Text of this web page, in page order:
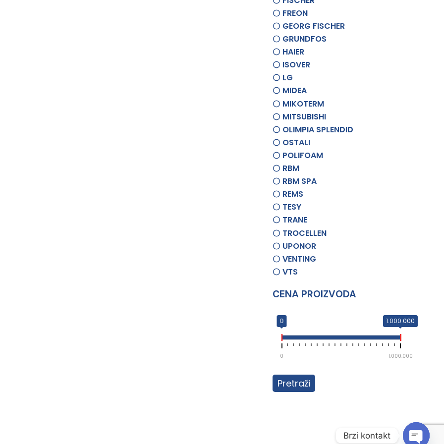
FREON
GEORG FISCHER
GRUNDFOS
HAIER
ISOVER
LG
MIDEA
MIKOTERM
MITSUBISHI
OLIMPIA SPLENDID
OSTALI
POLIFOAM
RBM
RBM SPA
REMS
TESY
TRANE
TROCELLEN
UPONOR
VENTING
VTS
CENA PROIZVODA
0 1.000.000
0 1.000.000
Pretraži
Brzi kontakt